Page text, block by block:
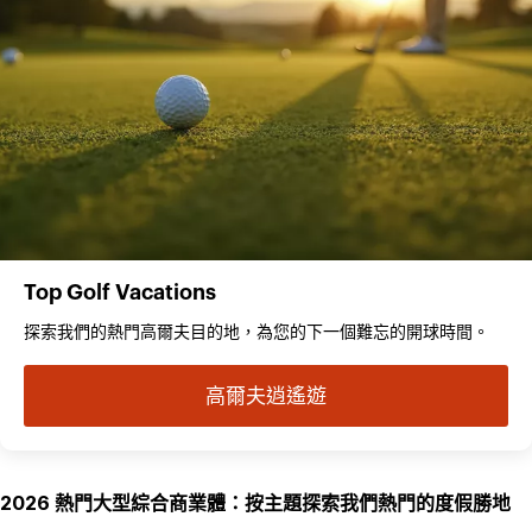
Top Golf Vacations
探索我們的熱門高爾夫目的地，為您的下一個難忘的開球時間。
高爾夫逍遙遊
2026 熱門大型綜合商業體：按主題探索我們熱門的度假勝地